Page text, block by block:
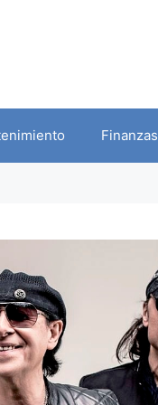
Finanzas